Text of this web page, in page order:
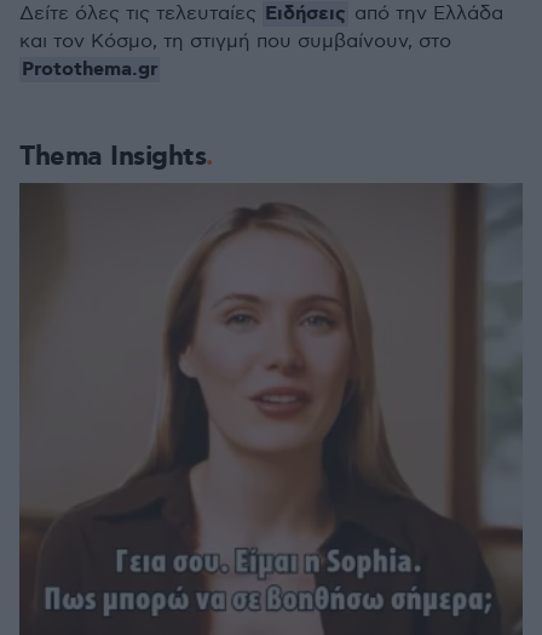
Thema Insights
Δείτε όλες τις τελευταίες Ειδήσεις από την Ελλάδα
και τον Κόσμο, τη στιγμή που συμβαίνουν, στο
Protothema.gr